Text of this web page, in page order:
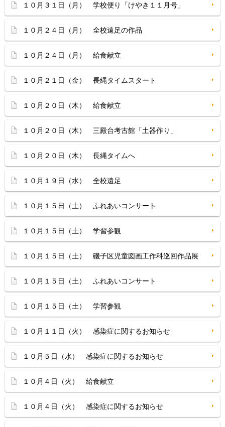
１０月３１日（月） 学校便り「けやき１１月号」
１０月２４日（月） 全校遠足の作品
１０月２４日（月） 給食献立
１０月２１日（金） 長縄タイムスタート
１０月２０日（木） 給食献立
１０月２０日（木） 三殿台考古館「土器作り」
１０月２０日（木） 長縄タイムへ
１０月１９日（水） 全校遠足
１０月１５日（土） ふれあいコンサート
１０月１５日（土） 学習参観
１０月１５日（土） 磯子区児童図画工作科巡回作品展
１０月１５日（土） ふれあいコンサート
１０月１５日（土） 学習参観
１０月１１日（火） 感染症に関するお知らせ
１０月５日（水） 感染症に関するお知らせ
１０月４日（火） 給食献立
１０月４日（火） 感染症に関するお知らせ